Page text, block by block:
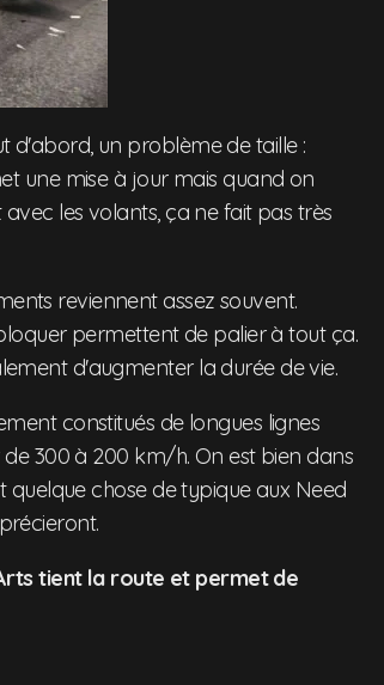
d'abord, un problème de taille :
une mise à jour mais quand on
les volants, ça ne fait pas très
reviennent assez souvent.
permettent de palier à tout ça.
d'augmenter la durée de vie.
constitués de longues lignes
300 à 200 km/h. On est bien dans
quelque chose de typique aux Need
tient la route et permet de